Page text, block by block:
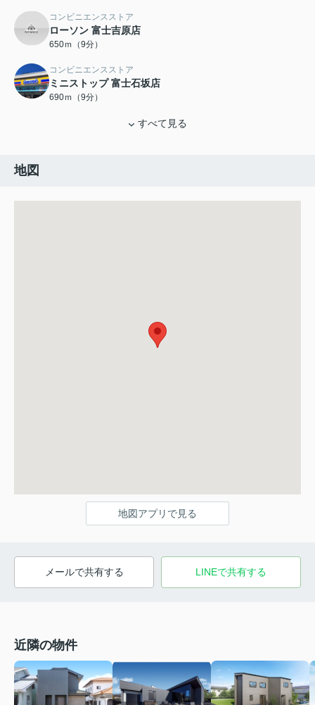
コンビニエンスストア
ローソン 富士吉原店
650ｍ（9分）
コンビニエンスストア
ミニストップ 富士石坂店
690ｍ（9分）
すべて見る
地図
地図アプリで見る
メールで共有する LINEで共有する
近隣の物件